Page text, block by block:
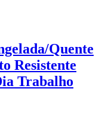
Quente
Resistente
Trabalho